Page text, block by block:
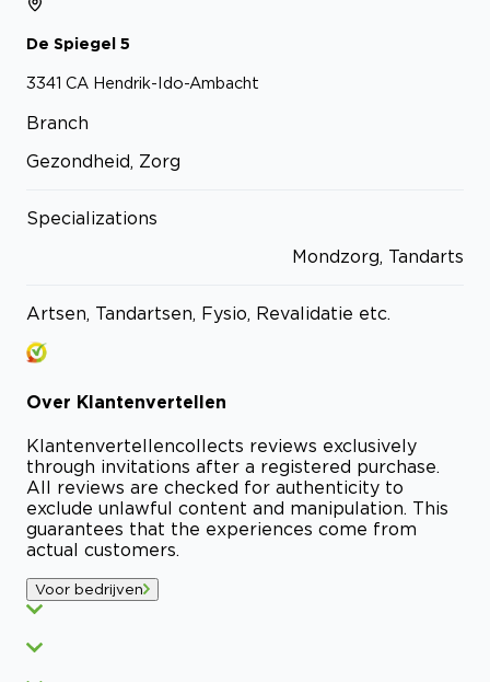
De Spiegel 5
3341 CA Hendrik-Ido-Ambacht
Branch
Gezondheid, Zorg
Specializations
Mondzorg, Tandarts
Artsen, Tandartsen, Fysio, Revalidatie etc.
Over Klantenvertellen
Klantenvertellencollects reviews exclusively
through invitations after a registered purchase.
All reviews are checked for authenticity to
exclude unlawful content and manipulation. This
guarantees that the experiences come from
actual customers.
Voor bedrijven